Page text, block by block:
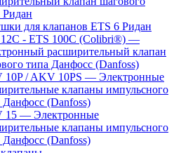
Ридан
для клапанов ETS 6 Ридан
- ETS 100C (Colibri®) —
расширительный клапан
типа Данфосс (Danfoss)
10P / AKV 10PS — Электронные
клапаны импульсного
Данфосс (Danfoss)
15 — Электронные
клапаны импульсного
Данфосс (Danfoss)